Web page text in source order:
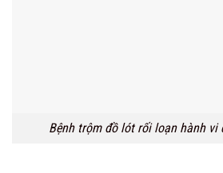
Bệnh trộm đồ lót rối loạn hành vi